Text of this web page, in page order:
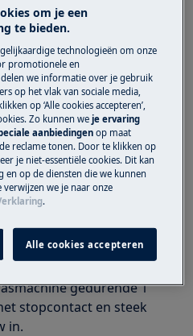
een storing met de
van het water.
filters schoon zijn
de waterstroom, wat
vaatwasresultaten kan
regelmatig te
te maken.
vindt u meer
en onderhoud. U
hier
gedurende 1
stopcontact en steek
in.
om je een
te bieden.
technologieën om onze
promotionele en
we informatie over je gebruik
op het vlak van sociale media,
op ‘Alle cookies accepteren’,
Zo kunnen weje ervaring
aanbiedingenop maat
reclame tonen. Door te klikken op
je niet-essentiële cookies. Dit kan
op de diensten die we kunnen
we je naar onze
.
Alle cookies accepteren